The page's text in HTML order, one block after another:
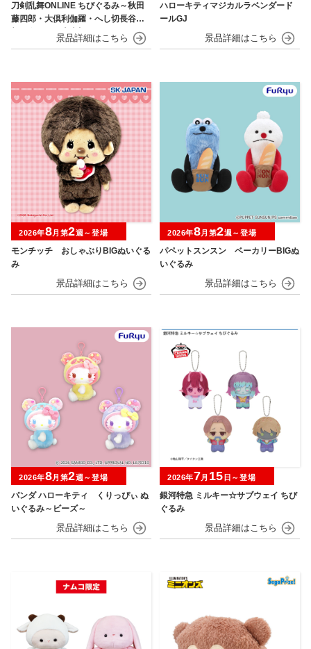
刀剣乱舞ONLINE ちびぐるみ～秋田
藤四郎・大倶利伽羅・へし切長谷
部・獅子王・火車切～
ハローキティマジカルラベンダード
ールGJ
モンチッチ おしゃぶりBIGぬいぐる
み
2026年8月第2週～登場
パペットスンスン ベーカリーBIGぬ
いぐるみ
2026年8月第2週～登場
パンダ ハローキティ くりっぴぃ ぬ
いぐるみ～ビーズ～
2026年8月第2週～登場
銀河特急 ミルキー☆サブウェイ ちび
ぐるみ
2026年7月 15 日～登場